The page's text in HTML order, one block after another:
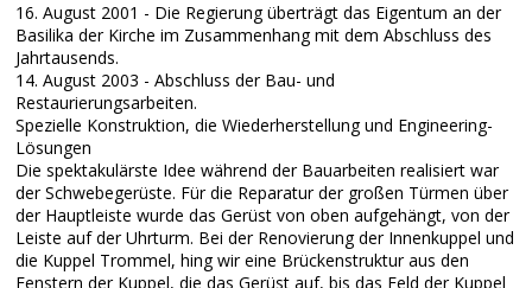
16. August 2001 - Die Regierung überträgt das Eigentum an der
Basilika der Kirche im Zusammenhang mit dem Abschluss des
Jahrtausends.
14. August 2003 - Abschluss der Bau- und
Restaurierungsarbeiten.
Spezielle Konstruktion, die Wiederherstellung und Engineering-
Lösungen
Die spektakulärste Idee während der Bauarbeiten realisiert war
der Schwebegerüste. Für die Reparatur der großen Türmen über
der Hauptleiste wurde das Gerüst von oben aufgehängt, von der
Leiste auf der Uhrturm. Bei der Renovierung der Innenkuppel und
die Kuppel Trommel, hing wir eine Brückenstruktur aus den
Fenstern der Kuppel, die das Gerüst auf, bis das Feld der Kuppel